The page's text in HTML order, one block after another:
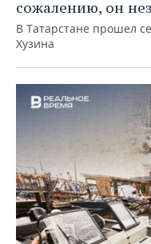
сожалению, он
В Татарстане прошел
Хузина